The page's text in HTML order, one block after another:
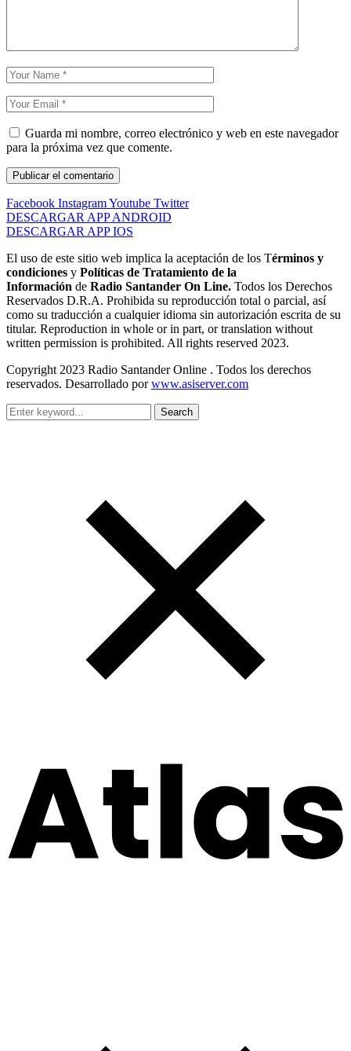
Guarda mi nombre, correo electrónico y web en este navegador
para la próxima vez que comente.
Facebook InstagramYoutube Twitter
DESCARGAR APP ANDROID
DESCARGAR APP IOS
El uso de este sitio web implica la aceptación de los Términos y
condiciones y Políticas de Tratamiento de la
Información de Radio Santander On Line. Todos los Derechos
Reservados D.R.A. Prohibida su reproducción total o parcial, así
como su traducción a cualquier idioma sin autorización escrita de su
titular. Reproduction in whole or in part, or translation without
written permission is prohibited. All rights reserved 2023.
Copyright 2023 Radio Santander Online . Todos los derechos
reservados. Desarrollado porwww.asiserver.com
Search